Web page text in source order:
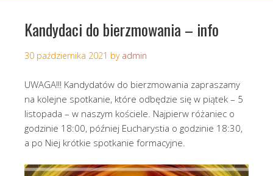
Kandydaci do bierzmowania – info
30 października 2021 by admin
UWAGA!!! Kandydatów do bierzmowania zapraszamy
na kolejne spotkanie, które odbędzie się w piątek – 5
listopada – w naszym kościele. Najpierw różaniec o
godzinie 18:00, później Eucharystia o godzinie 18:30,
a po Niej krótkie spotkanie formacyjne.